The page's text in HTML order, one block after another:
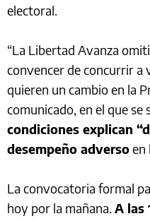
electoral.
“La Libertad Avanza
convencer de concurrir a
quieren un cambio en la
comunicado, en el que se
condiciones explican
desempeño adversoen
La convocatoria formal
hoy por la mañana. A las